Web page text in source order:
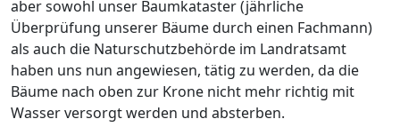
aber sowohl unser Baumkataster (jährliche
Überprüfung unserer Bäume durch einen Fachmann)
als auch die Naturschutzbehörde im Landratsamt
haben uns nun angewiesen, tätig zu werden, da die
Bäume nach oben zur Krone nicht mehr richtig mit
Wasser versorgt werden und absterben.